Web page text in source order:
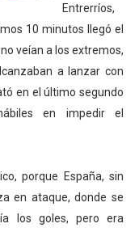
Entrerríos,
10 minutos llegó el
veían a los extremos,
a lanzar con
en el último segundo
en impedir el
porque España, sin
en ataque, donde se
los goles, pero era